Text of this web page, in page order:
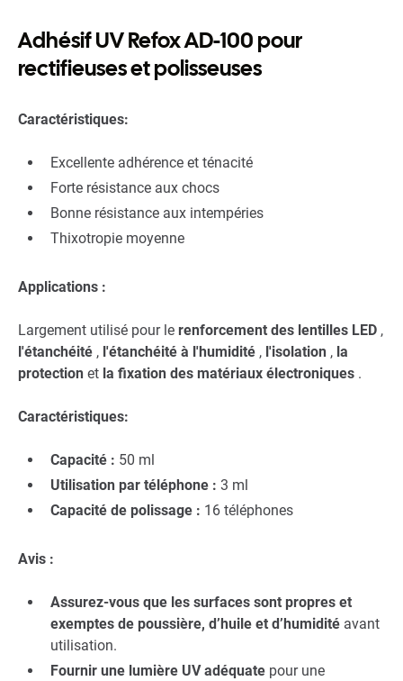
Adhésif UV Refox AD-100 pour
rectifieuses et polisseuses
Caractéristiques:
Excellente adhérence et ténacité
Forte résistance aux chocs
Bonne résistance aux intempéries
Thixotropie moyenne
Applications :
Largement utilisé pour le renforcement des lentilles LED ,
l'étanchéité , l'étanchéité à l'humidité , l'isolation , la
protection et la fixation des matériaux électroniques .
Caractéristiques:
Capacité : 50 ml
Utilisation par téléphone : 3 ml
Capacité de polissage : 16 téléphones
Avis :
Assurez-vous que les surfaces sont propres et
exemptes de poussière, d’huile et d’humidité avant
utilisation.
Fournir une lumière UV adéquate pour une